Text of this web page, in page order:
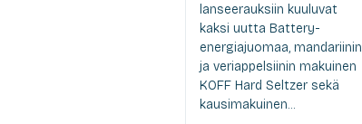
lanseerauksiin kuuluvat
kaksi uutta Battery-
energiajuomaa, mandariinin
ja veriappelsiinin makuinen
KOFF Hard Seltzer sekä
kausimakuinen...